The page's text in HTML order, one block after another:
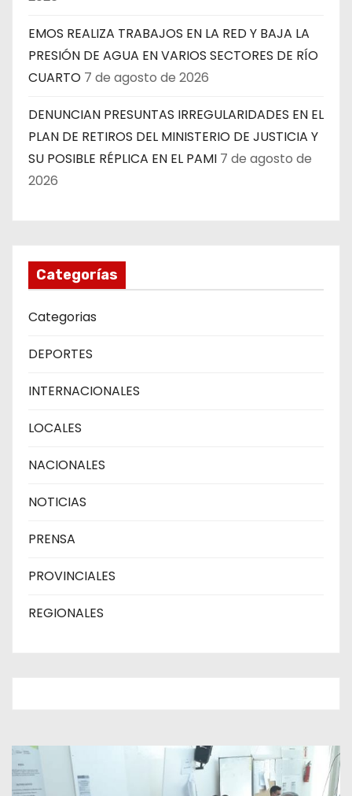
EMOS REALIZA TRABAJOS EN LA RED Y BAJA LA
PRESIÓN DE AGUA EN VARIOS SECTORES DE RÍO
CUARTO 7 de agosto de 2026
DENUNCIAN PRESUNTAS IRREGULARIDADES EN EL
PLAN DE RETIROS DEL MINISTERIO DE JUSTICIA Y
SU POSIBLE RÉPLICA EN EL PAMI 7 de agosto de
2026
Categorías
Categorias
DEPORTES
INTERNACIONALES
LOCALES
NACIONALES
NOTICIAS
PRENSA
PROVINCIALES
REGIONALES